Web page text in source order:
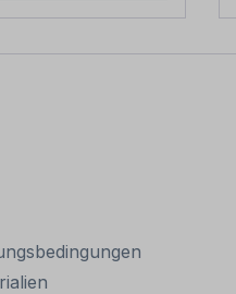
Länge
1
Bitte beachten